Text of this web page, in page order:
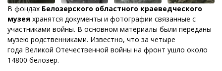
В фондах Белозерского областного краеведческого
музея хранятся документы и фотографии связанные с
участниками войны. В основном материалы были переданы
музею родственниками. Известно, что за четыре
года Великой Отечественной войны на фронт ушло около
14800 белозер.